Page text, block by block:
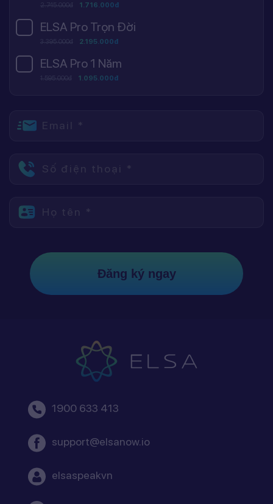
2.745.000đ 1.716.000đ
ELSA Pro Trọn Đời
3.395.000đ 2.195.000đ
ELSA Pro 1 Năm
1.595.000đ 1.095.000đ
Email *
Số điện thoại *
Họ tên *
Đăng ký ngay
1900 633 413
support@elsanow.io
elsaspeakvn